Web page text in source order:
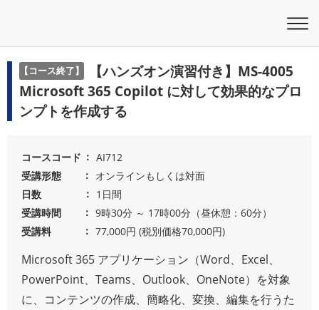
【コース終了】
【ハンズオン演習付き】MS-4005
Microsoft 365 Copilot に対して効果的なプロ
ンプトを作成する
コースコード
AI712
受講形態
オンラインもしくは対面
日数
1日間
受講時間
9時30分 ～ 17時00分（昼休憩：60分）
受講料
77,000円 (税別価格70,000円)
Microsoft 365 アプリケーション（Word、Excel、
PowerPoint、Teams、Outlook、OneNote）を対象
に、コンテンツの作成、簡略化、変換、編集を行うた